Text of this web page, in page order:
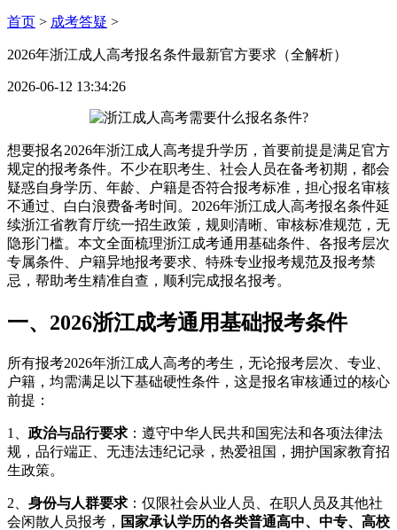
首页 > 成考答疑 >
2026年浙江成人高考报名条件最新官方要求（全解析）
2026-06-12 13:34:26
想要报名2026年浙江成人高考提升学历，首要前提是满足官方
规定的报考条件。不少在职考生、社会人员在备考初期，都会
疑惑自身学历、年龄、户籍是否符合报考标准，担心报名审核
不通过、白白浪费备考时间。2026年浙江成人高考报名条件延
续浙江省教育厅统一招生政策，规则清晰、审核标准规范，无
隐形门槛。本文全面梳理浙江成考通用基础条件、各报考层次
专属条件、户籍异地报考要求、特殊专业报考规范及报考禁
忌，帮助考生精准自查，顺利完成报名报考。
一、2026浙江成考通用基础报考条件
所有报考2026年浙江成人高考的考生，无论报考层次、专业、
户籍，均需满足以下基础硬性条件，这是报名审核通过的核心
前提：
1、 政治与品行要求 ：遵守中华人民共和国宪法和各项法律法
规，品行端正、无违法违纪记录，热爱祖国，拥护国家教育招
生政策。
2、 身份与人群要求 ：仅限社会从业人员、在职人员及其他社
会闲散人员报考， 国家承认学历的各类普通高中、中专、高校